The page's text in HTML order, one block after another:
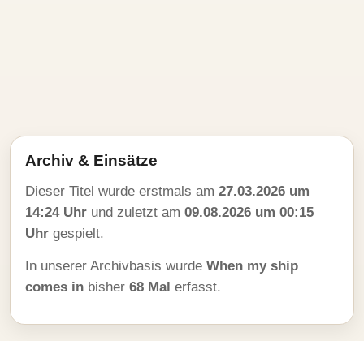
Archiv & Einsätze
Dieser Titel wurde erstmals am 27.03.2026 um
14:24 Uhr und zuletzt am 09.08.2026 um 00:15
Uhr gespielt.
In unserer Archivbasis wurde When my ship
comes in bisher 68 Mal erfasst.